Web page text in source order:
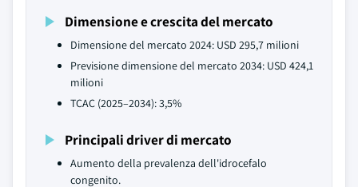
Dimensione e crescita del mercato
Dimensione del mercato 2024: USD 295,7 milioni
Previsione dimensione del mercato 2034: USD 424,1
milioni
TCAC (2025–2034): 3,5%
Principali driver di mercato
Aumento della prevalenza dell'idrocefalo
congenito.